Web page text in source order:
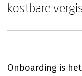
kostbare
Onboarding is